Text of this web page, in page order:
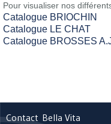
Pour visualiser nos
Catalogue BRIOCHIN
Catalogue LE CHAT
Catalogue BROSSES
Contact Bella Vita